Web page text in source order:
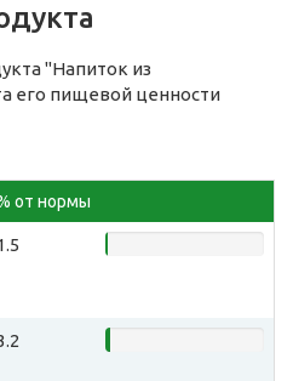
"Напиток из
его пищевой ценности
от нормы